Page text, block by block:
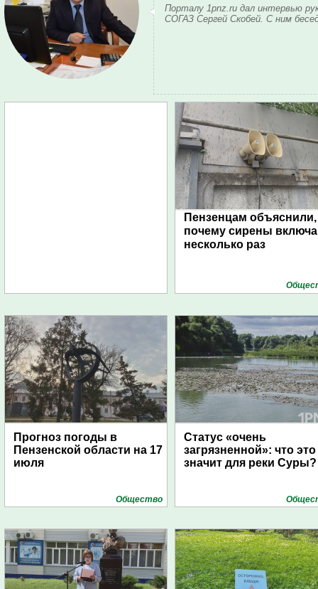
Порталу 1pnz.ru дал интервью
СОГАЗ Сергей Скобей. С ним
Пензенцам объяснили,
почему сирены
несколько раз
Прогноз погоды в
Пензенской области на 17
июля
Общество
Статус «очень
загрязненной»: что это
значит для реки Суры?